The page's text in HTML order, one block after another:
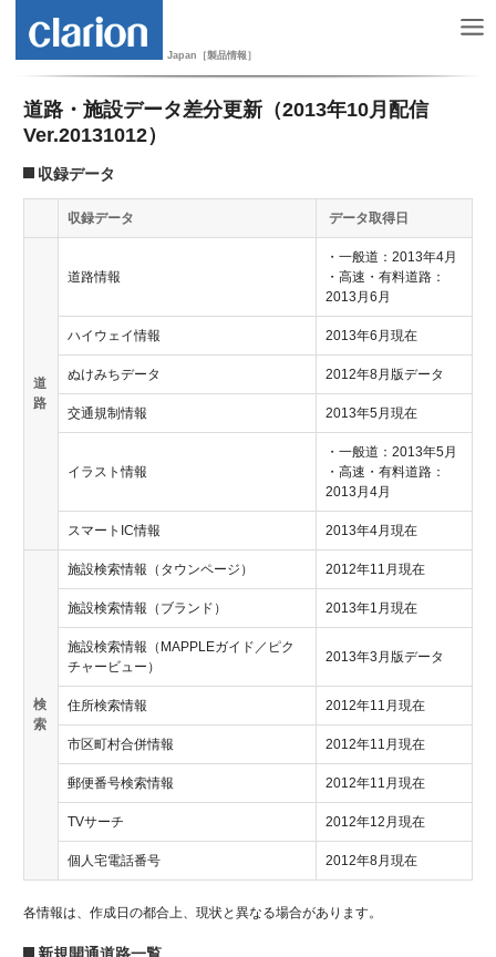
Japan［製品情報］
道路・施設データ差分更新（2013年10月配信
Ver.20131012）
収録データ
収録データ データ取得日
道
路
道路情報
・一般道：2013年4月
・高速・有料道路：
2013月6月
ハイウェイ情報 2013年6月現在
ぬけみちデータ 2012年8月版データ
交通規制情報 2013年5月現在
イラスト情報
・一般道：2013年5月
・高速・有料道路：
2013月4月
スマートIC情報 2013年4月現在
検
索
施設検索情報（タウンページ） 2012年11月現在
施設検索情報（ブランド） 2013年1月現在
施設検索情報（MAPPLEガイド／ピク
チャービュー）
2013年3月版データ
住所検索情報 2012年11月現在
市区町村合併情報 2012年11月現在
郵便番号検索情報 2012年11月現在
TVサーチ 2012年12月現在
個人宅電話番号 2012年8月現在
各情報は、作成日の都合上、現状と異なる場合があります。
新規開通道路一覧